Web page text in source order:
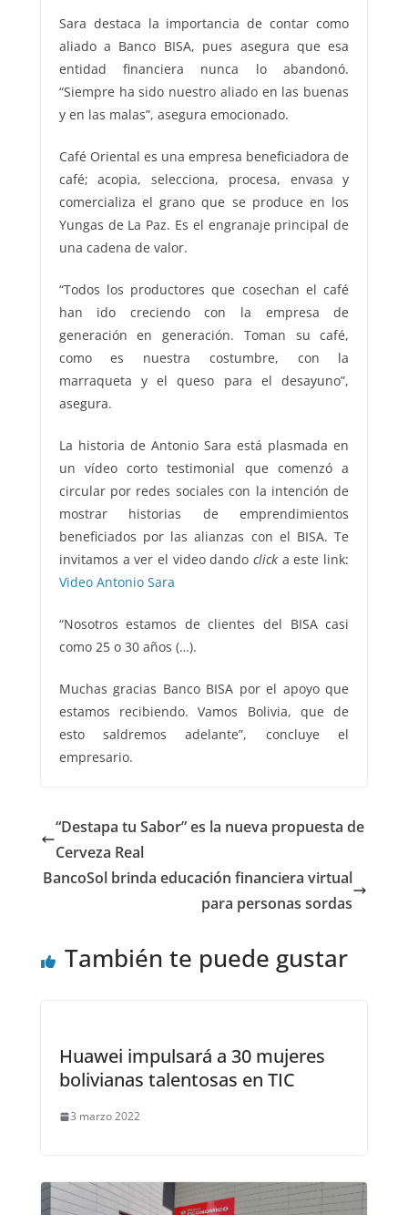
Sara destaca la importancia de contar como
aliado a Banco BISA, pues asegura que esa
entidad financiera nunca lo abandonó.
“Siempre ha sido nuestro aliado en las buenas
y en las malas”, asegura emocionado.
Café Oriental es una empresa beneficiadora de
café; acopia, selecciona, procesa, envasa y
comercializa el grano que se produce en los
Yungas de La Paz. Es el engranaje principal de
una cadena de valor.
“Todos los productores que cosechan el café
han ido creciendo con la empresa de
generación en generación. Toman su café,
como es nuestra costumbre, con la
marraqueta y el queso para el desayuno”,
asegura.
La historia de Antonio Sara está plasmada en
un vídeo corto testimonial que comenzó a
circular por redes sociales con la intención de
mostrar historias de emprendimientos
beneficiados por las alianzas con el BISA. Te
invitamos a ver el video dandoclick a este link:
Video Antonio Sara
“Nosotros estamos de clientes del BISA casi
como 25 o 30 años (…).
Muchas gracias Banco BISA por el apoyo que
estamos recibiendo. Vamos Bolivia, que de
esto saldremos adelante”, concluye el
empresario.
“Destapa tu Sabor” es la nueva propuesta de
Cerveza Real
BancoSol brinda educación financiera virtual
para personas sordas
También te puede gustar
Huawei impulsará a 30 mujeres
bolivianas talentosas en TIC
3 marzo 2022